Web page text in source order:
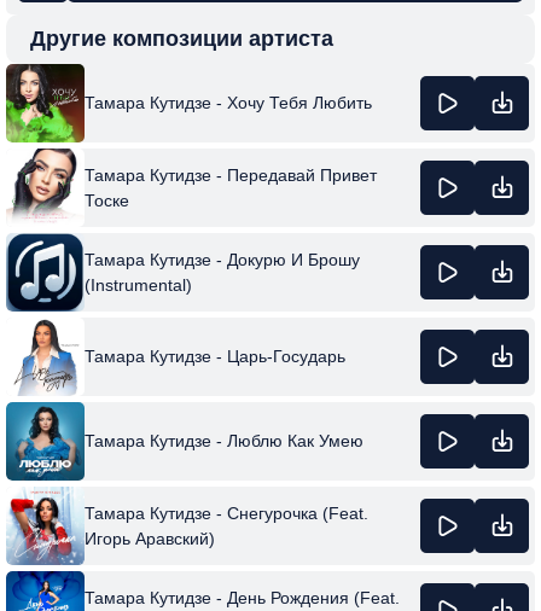
Другие композиции артиста
Тамара Кутидзе - Хочу Тебя Любить
Тамара Кутидзе - Передавай Привет
Тоске
Тамара Кутидзе - Докурю И Брошу
(Instrumental)
Тамара Кутидзе - Царь-Государь
Тамара Кутидзе - Люблю Как Умею
Тамара Кутидзе - Снегурочка (Feat.
Игорь Аравский)
Тамара Кутидзе - День Рождения (Feat.